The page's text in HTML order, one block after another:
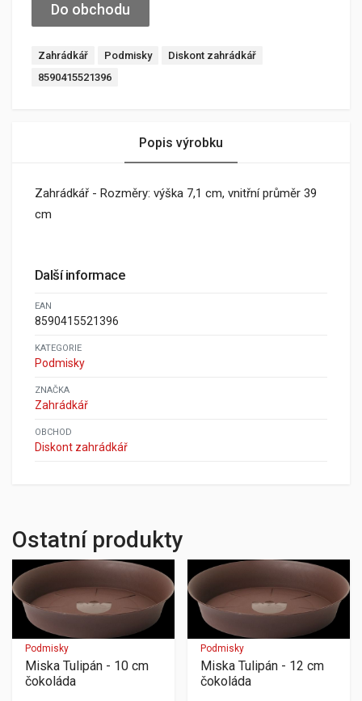
Do obchodu
Zahrádkář Podmisky
Diskont zahrádkář
8590415521396
Popis výrobku
Zahrádkář - Rozměry: výška 7,1 cm, vnitřní průměr 39
cm
Další informace
EAN
8590415521396
KATEGORIE
Podmisky
ZNAČKA
Zahrádkář
OBCHOD
Diskont zahrádkář
Ostatní produkty
Podmisky
Miska Tulipán - 10 cm
čokoláda
Podmisky
Miska Tulipán - 12 cm
čokoláda